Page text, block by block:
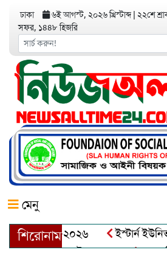
ঢাকা ৬ই আগস্ট, ২০২৬ খ্রিস্টাব্দ ২২শে
সফর, ১৪৪৮ হিজরি
মেনু
শিরোনাম
অ্যাওয়ার্ড–২০২৬
ইস্টার্ন
খালেক এর ইন্তেকাল
আত্মশুদ্ধি